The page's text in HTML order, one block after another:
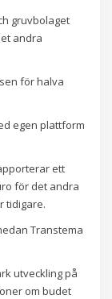
gruvbolaget
andra
för halva
egen plattform
ett
för det andra
tidigare.
Transtema
utveckling på
om budet